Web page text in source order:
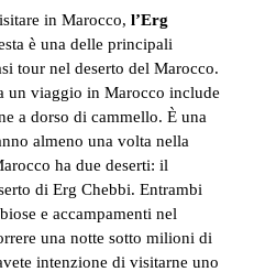
in Marocco, l’Erg
è una delle principali
tour nel deserto del Marocco.
un viaggio in Marocco include
a dorso di cammello. È una
almeno una volta nella
ha due deserti: il
di Erg Chebbi. Entrambi
e accampamenti nel
una notte sotto milioni di
intenzione di visitarne uno